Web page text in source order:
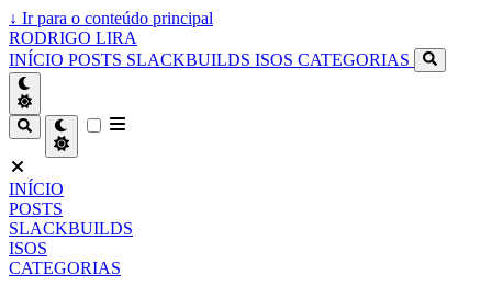
↓ Ir para o conteúdo principal
RODRIGO LIRA
INÍCIO POSTS SLACKBUILDS ISOS CATEGORIAS
INÍCIO
POSTS
SLACKBUILDS
ISOS
CATEGORIAS